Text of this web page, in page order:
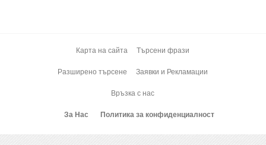
Карта на сайта Търсени фрази
Разширено търсене Заявки и Рекламации
Връзка с нас
За Нас Политика за конфиденциалност